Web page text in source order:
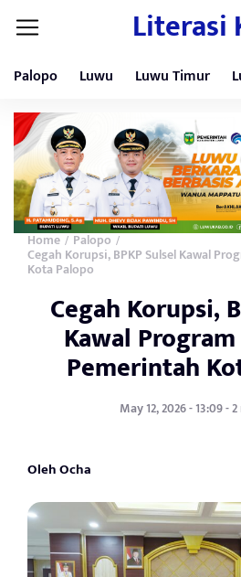
Literasi
Palopo Luwu Luwu Timur
Home / Palopo /
Cegah Korupsi, BPKP Sulsel Kawal
Kota Palopo
Cegah Korupsi,
Kawal
Pemerintah
May 12, 2026 - 13:09 -
Oleh Ocha